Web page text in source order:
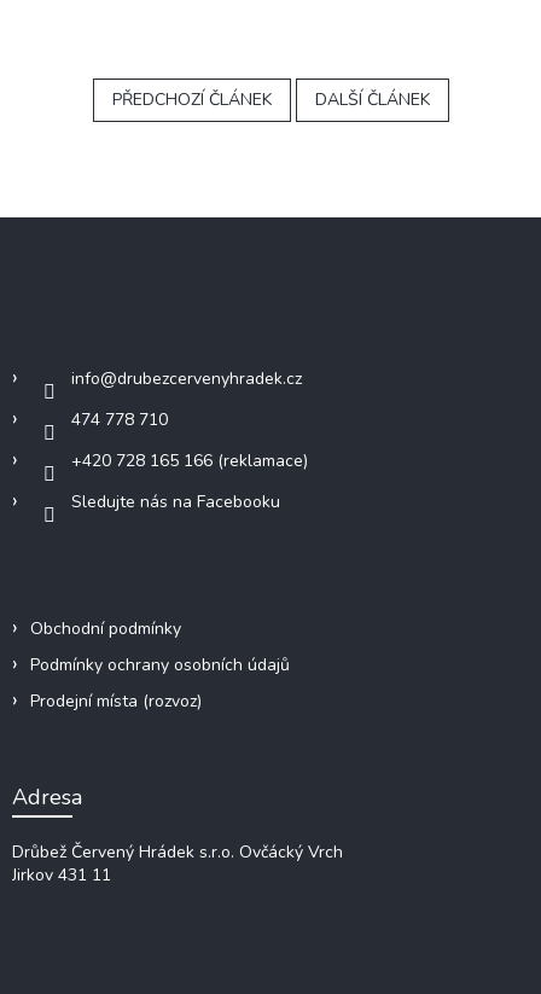
PŘEDCHOZÍ ČLÁNEK DALŠÍ ČLÁNEK
info@drubezcervenyhradek.cz
474 778 710
+420 728 165 166 (reklamace)
Sledujte nás na Facebooku
Obchodní podmínky
Podmínky ochrany osobních údajů
Prodejní místa (rozvoz)
Adresa
Drůbež Červený Hrádek s.r.o. Ovčácký Vrch
Jirkov 431 11